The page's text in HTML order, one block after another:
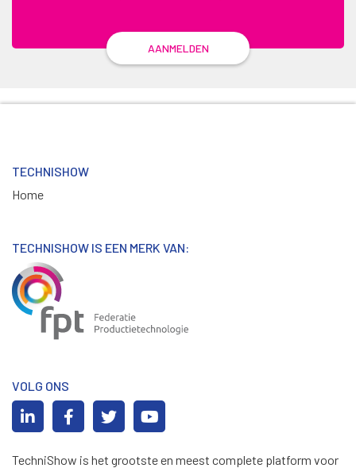
AANMELDEN
TECHNISHOW
Home
TECHNISHOW IS EEN MERK VAN:
VOLG ONS
TechniShow is het grootste en meest complete platform voor